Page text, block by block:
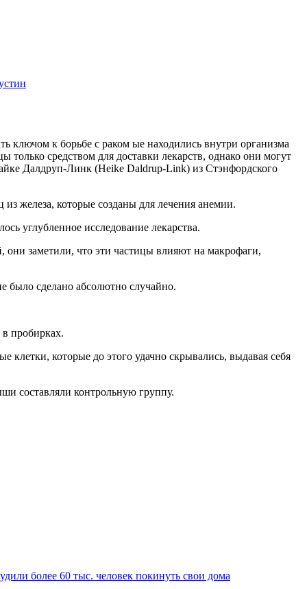
ключом к борьбе с раком ые находились внутри организма
средством для доставки лекарств, однако они могут
Далдруп-Линк (Heike Daldrup-Link) из Стэнфордского
железа, которые созданы для лечения анемии.
углубленное исследование лекарства.
они заметили, что эти частицы влияют на макрофаги,
было сделано абсолютно случайно.
пробирках.
клетки, которые до этого удачно скрывались, выдавая себя
составляли контрольную группу.